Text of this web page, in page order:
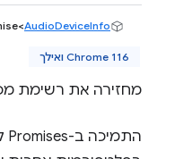
AudioDeviceInfo
Chrome 116 ואילך
מחזירה את רשימת